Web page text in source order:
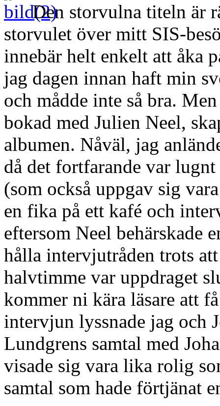
Den storvulna titeln är
storvulet över mitt SIS-
innebär helt enkelt att åka
jag dagen innan haft min
och mådde inte så bra.
bokad med Julien Neel,
albumen. Nåväl, jag
då det fortfarande var
(som också uppgav sig
en fika på ett kafé och
eftersom Neel behärskade
hålla intervjutråden trots
halvtimme var uppdraget
kommer ni kära läsare att
intervjun lyssnade jag och
Lundgrens samtal med
visade sig vara lika rolig
samtal som hade förtjänat